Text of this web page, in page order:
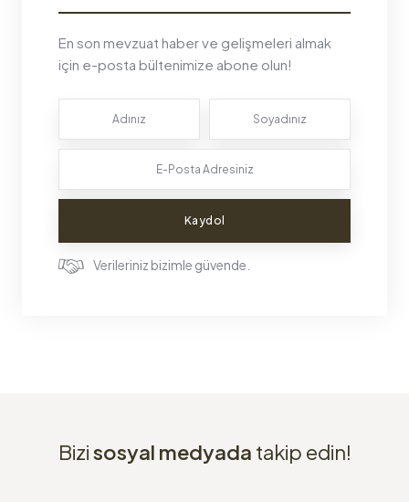
En son mevzuat haber ve gelişmeleri almak
için e-posta bültenimize abone olun!
Kaydol
Verileriniz bizimle güvende.
Bizisosyal medyada takip edin!